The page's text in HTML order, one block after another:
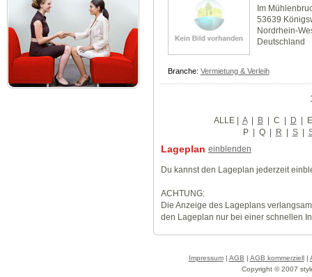
Im
53639
Nordrhein-
Deutschland
Branche: Vermietung & Verleih
ALLE| A | B | C | D |
P | Q | R | S |
Lageplan einblenden
Du kannst den Lageplan jederzeit
ACHTUNG:
Die Anzeige des Lageplans
den Lageplan nur bei einer schnellen
Impressum| AGB | AGB kommerziell|
Copyright © 2007